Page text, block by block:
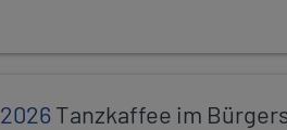
Tanzkaffee im